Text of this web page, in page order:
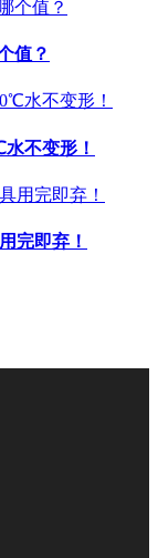
值？
不变形！
完即弃！